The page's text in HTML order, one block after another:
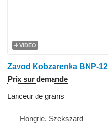
VIDÉO
Zavod Kobzarenka BNP-12
Prix sur demande
Lanceur de grains
Hongrie, Szekszard